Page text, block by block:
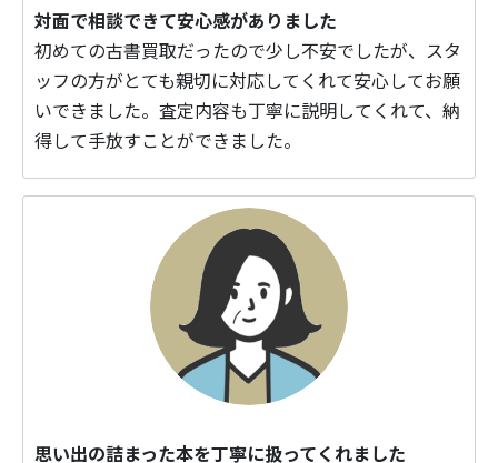
対面で相談できて安心感がありました
初めての古書買取だったので少し不安でしたが、スタ
ッフの方がとても親切に対応してくれて安心してお願
いできました。査定内容も丁寧に説明してくれて、納
得して手放すことができました。
思い出の詰まった本を丁寧に扱ってくれました